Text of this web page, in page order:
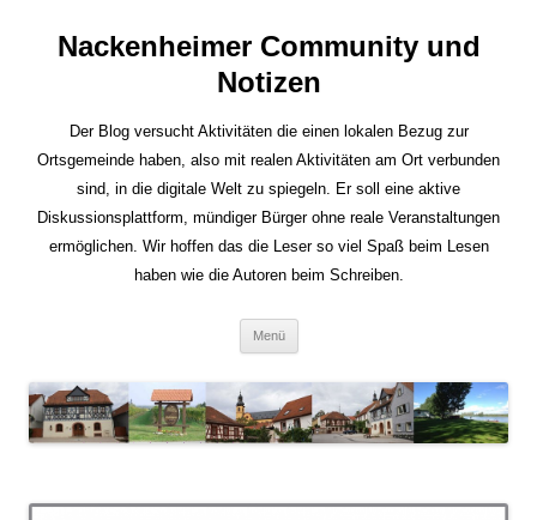
Nackenheimer Community und
Notizen
Der Blog versucht Aktivitäten die einen lokalen Bezug zur
Ortsgemeinde haben, also mit realen Aktivitäten am Ort verbunden
sind, in die digitale Welt zu spiegeln. Er soll eine aktive
Diskussionsplattform, mündiger Bürger ohne reale Veranstaltungen
ermöglichen. Wir hoffen das die Leser so viel Spaß beim Lesen
haben wie die Autoren beim Schreiben.
Menü